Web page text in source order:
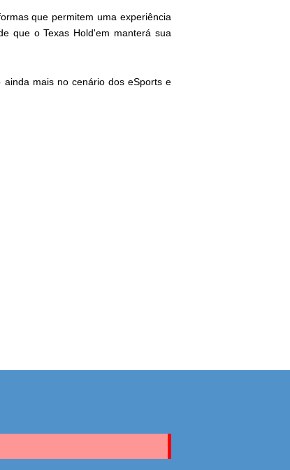
que permitem uma experiência
que o Texas Hold'em manterá sua
mais no cenário dos eSports e